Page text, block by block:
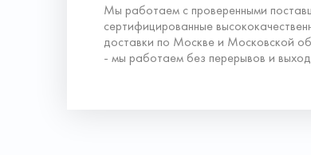
Мы работаем с проверенными
сертифицированные
доставки по Москве и Московской
- мы работаем без перерывов и